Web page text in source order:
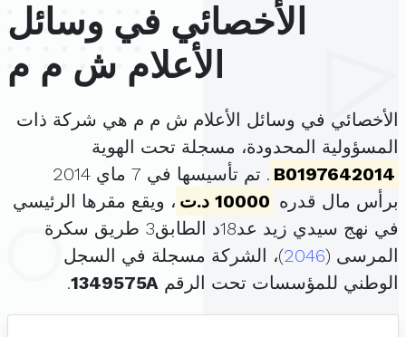
الأخصائي في وسائل
الأعلام ش م م
الأخصائي في وسائل الأعلام ش م م هي شركة ذات
المسؤولية المحدودة، مسجلة تحت الهوية
B0197642014
. تم تأسيسها في 7 ماي 2014
برأس مال قدره 10000 د.ت
، ويقع مقرها الرئيسي
في نهج سيدي زيد عد18د الطابق3 طريق سكرة
المرسى (2046)، الشركة مسجلة في السجل
الوطني للمؤسسات تحت الرقم 1349575A
.